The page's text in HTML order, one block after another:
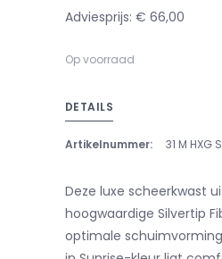
Adviesprijs: € 66,00
Op voorraad
DETAILS
Artikelnummer: 31 M HXG
Deze luxe scheerkwast
hoogwaardige Silvertip
optimale